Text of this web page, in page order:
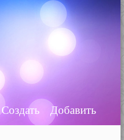
Добавить
Создать